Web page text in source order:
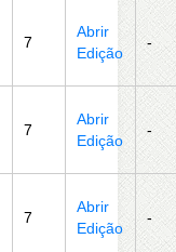
7
Abrir
Edição
-
7
Abrir
Edição
-
7
Abrir
Edição
-